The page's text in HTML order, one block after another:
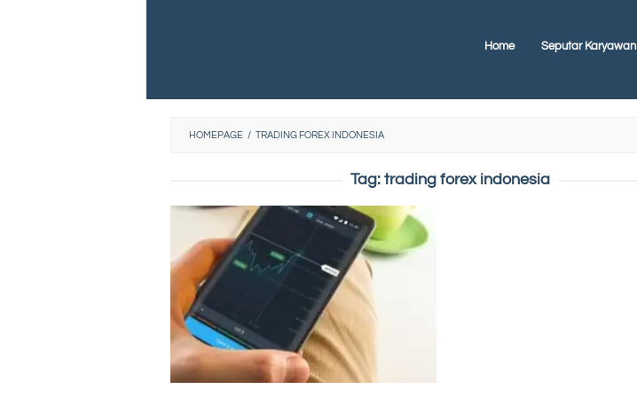
Home Seputar Karyawan
HOMEPAGE / TRADING FOREX INDONESIA
Tag: trading forex indonesia